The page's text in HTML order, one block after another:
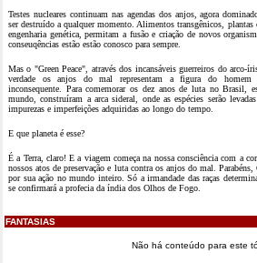
Testes nucleares continuam nas agendas dos anjos, agora
ser destruído a qualquer momento. Alimentos transgênicos, plantas
engenharia genética, permitam a fusão e criação de novos
conseuqências estão estão conosco para sempre.
Mas o "Green Peace", através dos incansáveis guerreiros do arco-
verdade os anjos do mal representam a figura do homem
inconsequente. Para comemorar os dez anos de luta no Brasil,
mundo, construíram a arca sideral, onde as espécies serão
impurezas e imperfeições adquiridas ao longo do tempo.
E que planeta é esse?
É a Terra, claro! E a viagem começa na nossa consciência com a
nossos atos de preservação e luta contra os anjos do mal.
por sua ação no mundo inteiro. Só a irmandade das raças
se confirmará a profecia da índia dos Olhos de Fogo.
FANTASIAS
Não há conteúdo para este